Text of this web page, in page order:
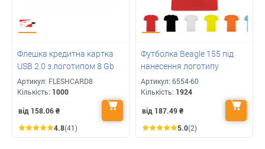
Флешка кредитна картка
USB 2.0 з логотипом 8 Gb
Артикул: FLESHCARD8
Кількість: 1000
від 158.06₴
4.8(41)
Футболка Beagle 155 під
нанесення логотипу
Артикул: 6554-60
Кількість: 1924
від 187.49₴
5.0(2)